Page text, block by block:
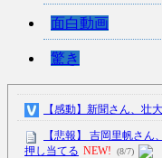
面白動画
驚き
【感動】新聞さん、壮
【悲報】 吉岡里帆さ
押し当てる NEW! (8/7)